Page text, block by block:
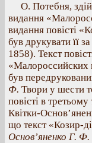
О. Потебня,
видання
видання повісті
був друкувати її
1858). Текст
«Малороссийских
був
Ф. Твори у шести
повісті в
Квітки-
що текст «Козир-
Основ’яненко Г. Ф.